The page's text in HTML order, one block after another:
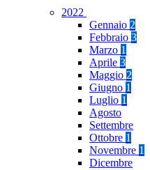
2022
Gennaio 2
Febbraio 3
Marzo 1
Aprile 3
Maggio 2
Giugno 1
Luglio 1
Agosto
Settembre
Ottobre 1
Novembre 1
Dicembre